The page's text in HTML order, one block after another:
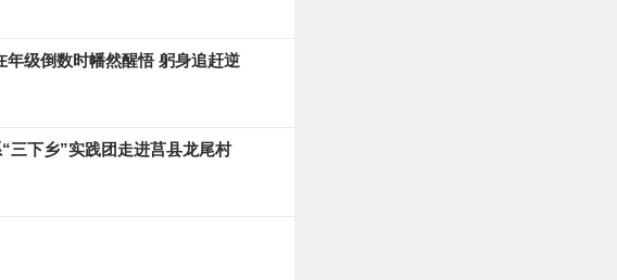
级倒数时幡然醒悟 躬身追赶逆
下乡”实践团走进莒县龙尾村